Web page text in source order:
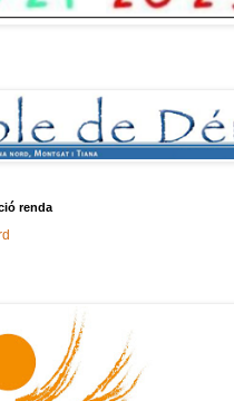
renda